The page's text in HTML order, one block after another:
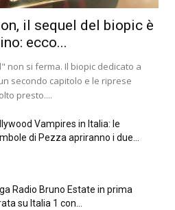
il sequel del biopic è
ecco...
non si ferma. Il biopic dedicato a
secondo capitolo e le riprese
presto....
Vampires in Italia: le
di Pezza apriranno i due...
Radio Bruno Estate in prima
su Italia 1 con...